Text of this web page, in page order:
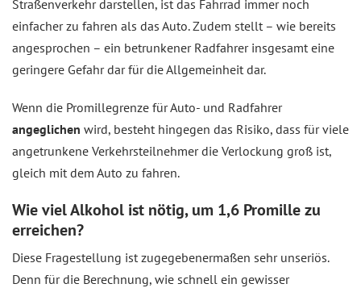
Straßenverkehr darstellen, ist das Fahrrad immer noch
einfacher zu fahren als das Auto. Zudem stellt – wie bereits
angesprochen – ein betrunkener Radfahrer insgesamt eine
geringere Gefahr dar für die Allgemeinheit dar.
Wenn die Promillegrenze für Auto- und Radfahrer
angeglichen wird, besteht hingegen das Risiko, dass für viele
angetrunkene Verkehrsteilnehmer die Verlockung groß ist,
gleich mit dem Auto zu fahren.
Wie viel Alkohol ist nötig, um 1,6 Promille zu
erreichen?
Diese Fragestellung ist zugegebenermaßen sehr unseriös.
Denn für die Berechnung, wie schnell ein gewisser